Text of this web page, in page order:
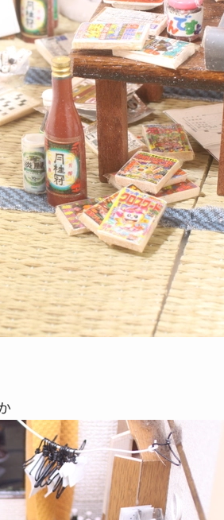
て一定の期間がたった頃。
の通話だったそう。